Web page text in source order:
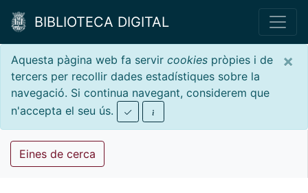
BIBLIOTECA DIGITAL
×
Aquesta pàgina web fa servir cookies pròpies i de
tercers per recollir dades estadístiques sobre la
navegació. Si continua navegant, considerem que
n'accepta el seu ús.
Eines de cerca